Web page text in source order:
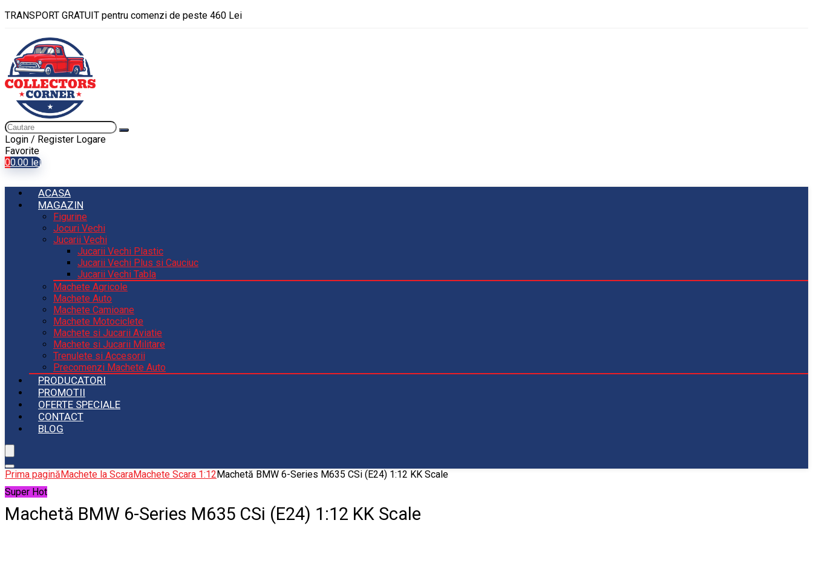
TRANSPORT GRATUIT pentru comenzi de peste 460 Lei
Login / Register Logare
Favorite
00.00 lei
ACASA
MAGAZIN
Figurine
Jocuri Vechi
Jucarii Vechi
Jucarii Vechi Plastic
Jucarii Vechi Plus si Cauciuc
Jucarii Vechi Tabla
Machete Agricole
Machete Auto
Machete Camioane
Machete Motociclete
Machete si Jucarii Aviatie
Machete si Jucarii Militare
Trenulete si Accesorii
Precomenzi Machete Auto
PRODUCATORI
PROMOTII
OFERTE SPECIALE
CONTACT
BLOG
Prima paginăMachete la ScaraMachete Scara 1:12Machetă BMW 6-Series M635 CSi (E24) 1:12 KK Scale
Super Hot
Machetă BMW 6-Series M635 CSi (E24) 1:12 KK Scale